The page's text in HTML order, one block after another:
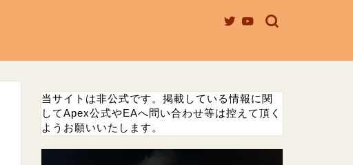
当サイトは非公式です。掲載している情報に関
してApex公式やEAへ問い合わせ等は控えて頂く
ようお願いいたします。